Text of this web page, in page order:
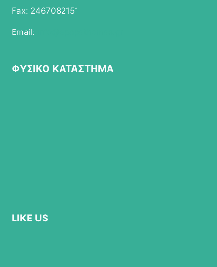
Fax: 2467082151
Email:
ΦΥΣΙΚΟ ΚΑΤΑΣΤΗΜΑ
LIKE US